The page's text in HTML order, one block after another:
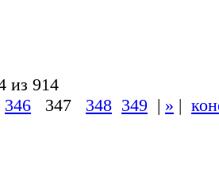
из 914
346 347 348 349 | » |